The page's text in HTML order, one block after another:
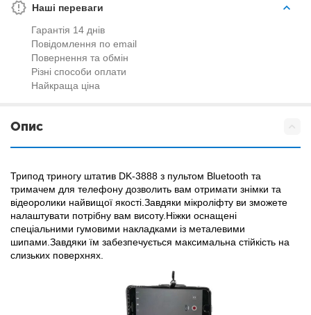
Наші переваги
Гарантія 14 днів
Повідомлення по email
Повернення та обмін
Різні способи оплати
Найкраща ціна
Опис
Трипод триногу штатив DK-3888 з пультом Bluetooth та
тримачем для телефону дозволить вам отримати знімки та
відеоролики найвищої якості.Завдяки мікроліфту ви зможете
налаштувати потрібну вам висоту.Ніжки оснащені
спеціальними гумовими накладками із металевими
шипами.Завдяки їм забезпечується максимальна стійкість на
слизьких поверхнях.